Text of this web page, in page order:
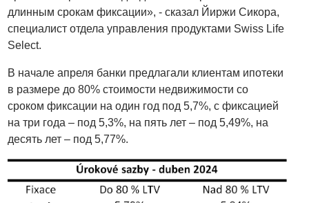
длинным срокам фиксации», - сказал Йиржи Сикора,
специалист отдела управления продуктами Swiss Life
Select.
В начале апреля банки предлагали клиентам ипотеки
в размере до 80% стоимости недвижимости со
сроком фиксации на один год под 5,7%, с фиксацией
на три года – под 5,3%, на пять лет – под 5,49%, на
десять лет – под 5,77%.